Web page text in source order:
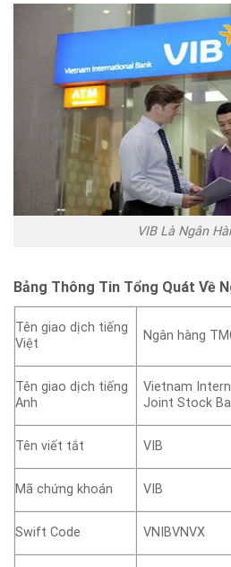
VIB Là Ngân
Bảng Thông Tin Tổng Quát Về
Tên giao dịch tiếng
Việt
Ngân hàng
Tên giao dịch tiếng
Anh
Vietnam
Joint Stock
Tên viết tắt VIB
Mã chứng khoán VIB
Swift Code VNIBVNVX